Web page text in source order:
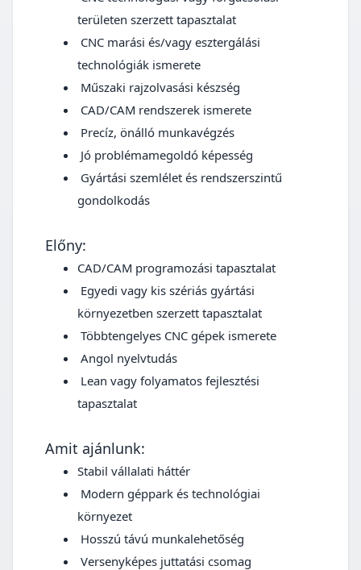
területen szerzett tapasztalat
CNC marási és/vagy esztergálási
technológiák ismerete
Műszaki rajzolvasási készség
CAD/CAM rendszerek ismerete
Precíz, önálló munkavégzés
Jó problémamegoldó képesség
Gyártási szemlélet és rendszerszintű
gondolkodás
Előny:
CAD/CAM programozási tapasztalat
Egyedi vagy kis szériás gyártási
környezetben szerzett tapasztalat
Többtengelyes CNC gépek ismerete
Angol nyelvtudás
Lean vagy folyamatos fejlesztési
tapasztalat
Amit ajánlunk:
Stabil vállalati háttér
Modern géppark és technológiai
környezet
Hosszú távú munkalehetőség
Versenyképes juttatási csomag